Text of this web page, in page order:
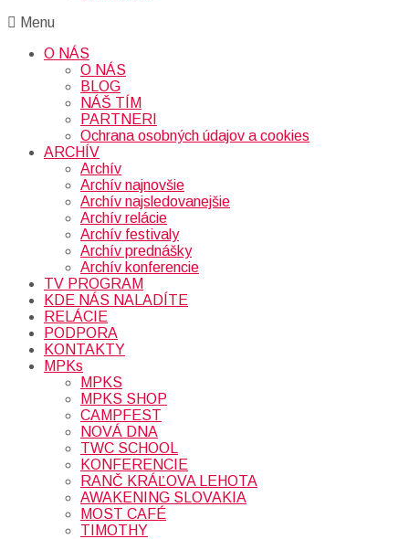
Menu
O NÁS
O NÁS
BLOG
NÁŠ TÍM
PARTNERI
Ochrana osobných údajov a cookies
ARCHÍV
Archív
Archív najnovšie
Archív najsledovanejšie
Archív relácie
Archív festivaly
Archív prednášky
Archív konferencie
TV PROGRAM
KDE NÁS NALADÍTE
RELÁCIE
PODPORA
KONTAKTY
MPKs
MPKS
MPKS SHOP
CAMPFEST
NOVÁ DNA
TWC SCHOOL
KONFERENCIE
RANČ KRÁĽOVA LEHOTA
AWAKENING SLOVAKIA
MOST CAFÉ
TIMOTHY